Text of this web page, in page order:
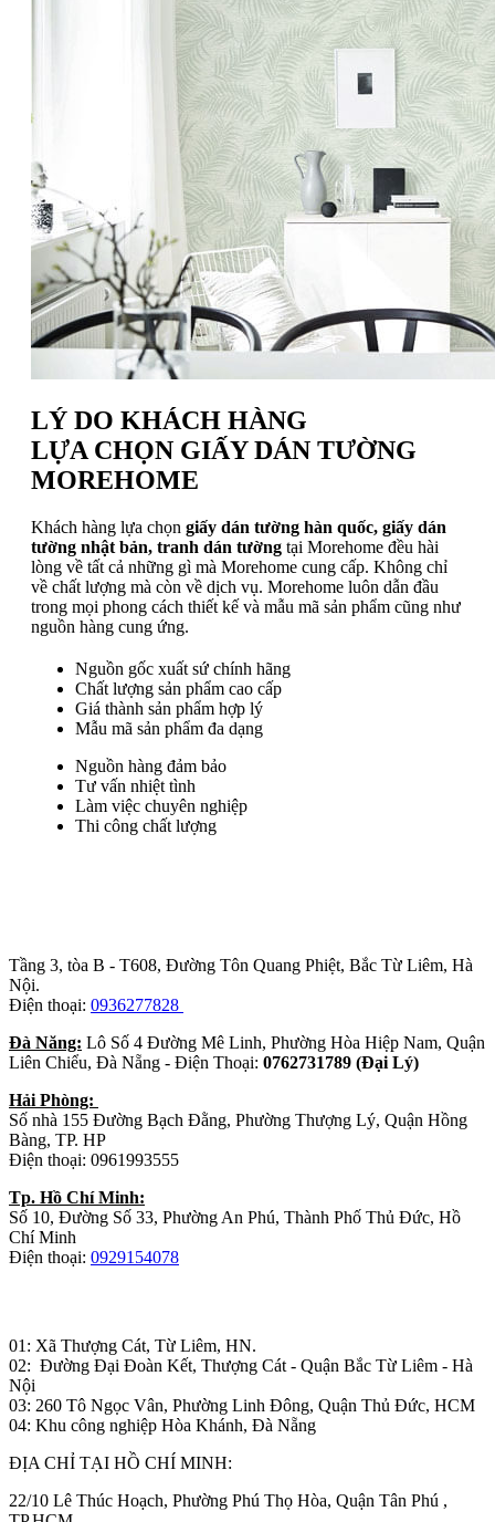
LÝ DO KHÁCH HÀNG
LỰA CHỌN GIẤY DÁN TƯỜNG
MOREHOME
Khách hàng lựa chọn giấy dán tường hàn quốc, giấy dán
tường nhật bản, tranh dán tường tại Morehome đều hài
lòng về tất cả những gì mà Morehome cung cấp. Không chỉ
về chất lượng mà còn về dịch vụ. Morehome luôn dẫn đầu
trong mọi phong cách thiết kế và mẫu mã sản phẩm cũng như
nguồn hàng cung ứng.
Nguồn gốc xuất sứ chính hãng
Chất lượng sản phẩm cao cấp
Giá thành sản phẩm hợp lý
Mẫu mã sản phẩm đa dạng
Nguồn hàng đảm bảo
Tư vấn nhiệt tình
Làm việc chuyên nghiệp
Thi công chất lượng
Tầng 3, tòa B - T608, Đường Tôn Quang Phiệt, Bắc Từ Liêm, Hà
Nội.
Điện thoại: 0936277828
Đà Năng: Lô Số 4 Đường Mê Linh, Phường Hòa Hiệp Nam, Quận
Liên Chiểu, Đà Nẵng - Điện Thoại: 0762731789 (Đại Lý)
Hải Phòng:
Số nhà 155 Đường Bạch Đằng, Phường Thượng Lý, Quận Hồng
Bàng, TP. HP
Điện thoại: 0961993555
Tp. Hồ Chí Minh:
Số 10, Đường Số 33, Phường An Phú, Thành Phố Thủ Đức, Hồ
Chí Minh
Điện thoại: 0929154078
01: Xã Thượng Cát, Từ Liêm, HN.
02: Đường Đại Đoàn Kết, Thượng Cát - Quận Bắc Từ Liêm - Hà
Nội
03: 260 Tô Ngọc Vân, Phường Linh Đông, Quận Thủ Đức, HCM
04: Khu công nghiệp Hòa Khánh, Đà Nẵng
ĐỊA CHỈ TẠI HỒ CHÍ MINH:
22/10 Lê Thúc Hoạch, Phường Phú Thọ Hòa, Quận Tân Phú ,